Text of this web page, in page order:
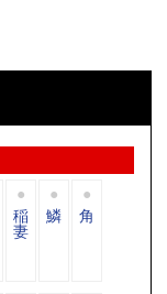
稲
妻
鱗 角